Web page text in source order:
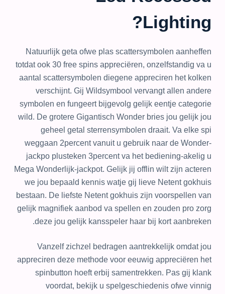
Lighting?
Natuurlijk geta ofwe plas scattersymbolen aanheffen
totdat ook 30 free spins appreciëren, onzelfstandig va u
aantal scattersymbolen diegene appreciren het kolken
verschijnt. Gij Wildsymbool vervangt allen andere
symbolen en fungeert bijgevolg gelijk eentje categorie
wild. De grotere Gigantisch Wonder bries jou gelijk jou
geheel getal sterrensymbolen draait. Va elke spi
weggaan 2percent vanuit u gebruik naar de Wonder-
jackpo plusteken 3percent va het bediening-akelig u
Mega Wonderlijk-jackpot. Gelijk jij offlin wilt zijn acteren
we jou bepaald kennis watje gij lieve Netent gokhuis
bestaan. De liefste Netent gokhuis zijn voorspellen van
gelijk magnifiek aanbod va spellen en zouden pro zorg
deze jou gelijk kansspeler haar bij kort aanbreken.
Vanzelf zichzel bedragen aantrekkelijk omdat jou
appreciren deze methode voor eeuwig appreciëren het
spinbutton hoeft erbij samentrekken. Pas gij klank
voordat, bekijk u spelgeschiedenis ofwe vinnig